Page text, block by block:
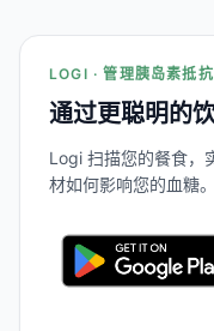
LOGI · 管理胰岛素抵抗
通过更聪明的
Logi 扫描您的餐食，
材如何影响您的血糖。